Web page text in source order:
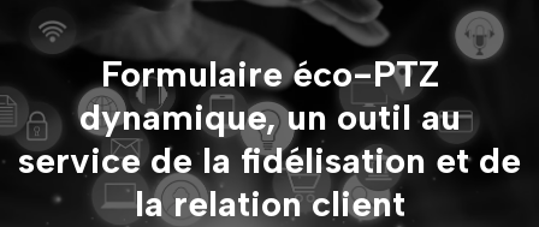
Formulaire éco-PTZ
dynamique, un outil au
service de la fidélisation et de
la relation client